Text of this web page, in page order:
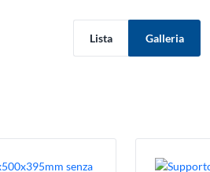
Lista Galleria